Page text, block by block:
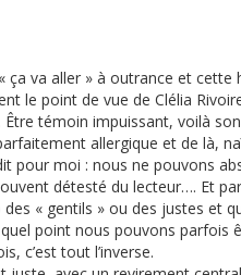
va aller » à outrance et
le point de vue de Clélia
témoin impuissant, voilà
allergique et de là,
pour moi : nous ne pouvons
détesté du lecteur…. Et par
« gentils » ou des justes
point nous pouvons
c’est tout l’inverse.